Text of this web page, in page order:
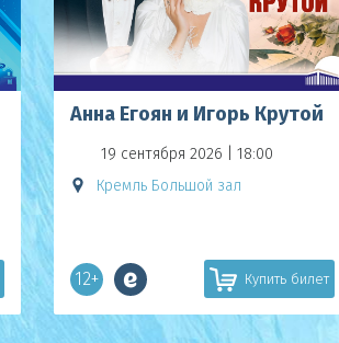
Анна Егоян и Игорь Крутой
19 сентября 2026 | 18:00
Кремль Большой зал
12+ Купить билет